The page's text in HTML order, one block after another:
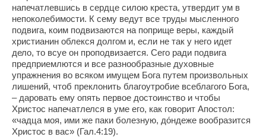
напечатлевшись в сердце силою креста, утвердит ум в
непоколебимости. К сему ведут все труды мысленного
подвига, коим подвизаются на поприще веры, каждый
христианин облекся долгом и, если не так у него идет
дело, то всуе он проподвизается. Сего ради подвига
предприемлются и все разнообразные духовные
упражнения во всяком имущем Бога путем произвольных
лишений, чтоб преклонить благоутробие всеблагого Бога,
– даровать ему опять первое достоинство и чтобы
Христос напечатлелся в уме его, как говорит Апостол:
«чадца моя, ими же паки болезную, дóндеже вообразится
Христос в вас» (Гал.4:19).